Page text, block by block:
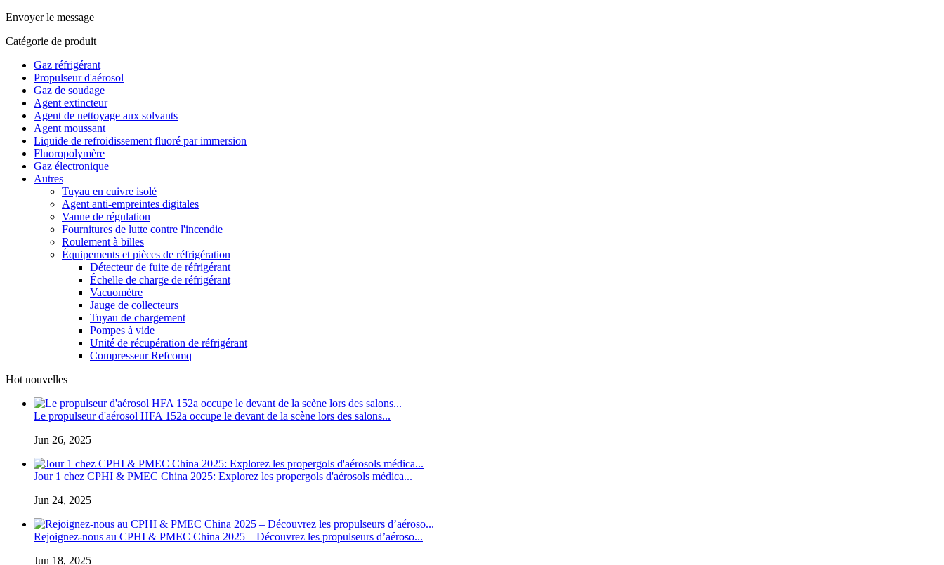
Envoyer le message
Catégorie de produit
Gaz réfrigérant
Propulseur d'aérosol
Gaz de soudage
Agent extincteur
Agent de nettoyage aux solvants
Agent moussant
Liquide de refroidissement fluoré par immersion
Fluoropolymère
Gaz électronique
Autres
Tuyau en cuivre isolé
Agent anti-empreintes digitales
Vanne de régulation
Fournitures de lutte contre l'incendie
Roulement à billes
Équipements et pièces de réfrigération
Détecteur de fuite de réfrigérant
Échelle de charge de réfrigérant
Vacuomètre
Jauge de collecteurs
Tuyau de chargement
Pompes à vide
Unité de récupération de réfrigérant
Compresseur Refcomq
Hot nouvelles
Le propulseur d'aérosol HFA 152a occupe le devant de la scène lors des salons...
Jun 26, 2025
Jour 1 chez CPHI & PMEC China 2025: Explorez les propergols d'aérosols médica...
Jun 24, 2025
Rejoignez-nous au CPHI & PMEC China 2025 – Découvrez les propulseurs d’aéroso...
Jun 18, 2025